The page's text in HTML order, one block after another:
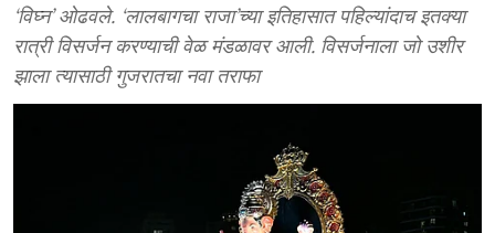
‘विघ्न’ ओढवले. ‘लालबागचा राजा’च्या इतिहासात पहिल्यांदाच इतक्या
रात्री विसर्जन करण्याची वेळ मंडळावर आली. विसर्जनाला जो उशीर
झाला त्यासाठी गुजरातचा नवा तराफा